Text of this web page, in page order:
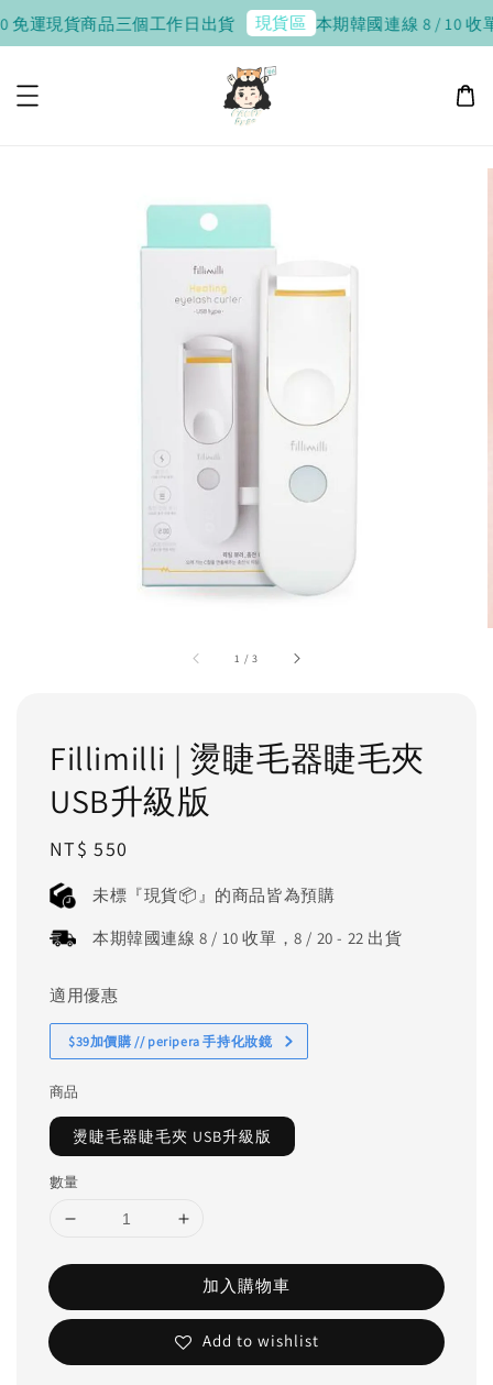
現貨商品三個工作日出貨 現貨區 本期韓國連線 8 / 10 收單，
1 /3
Fillimilli | 燙睫毛器睫毛夾
USB升級版
Regular
price
NT$ 550
未標『現貨📦』的商品皆為預購
本期韓國連線 8 / 10 收單，8 / 20 - 22 出貨
適用優惠
$39加價購 // peripera 手持化妝鏡
商品
燙睫毛器睫毛夾 USB升級版
數量
加入購物車
Add to wishlist